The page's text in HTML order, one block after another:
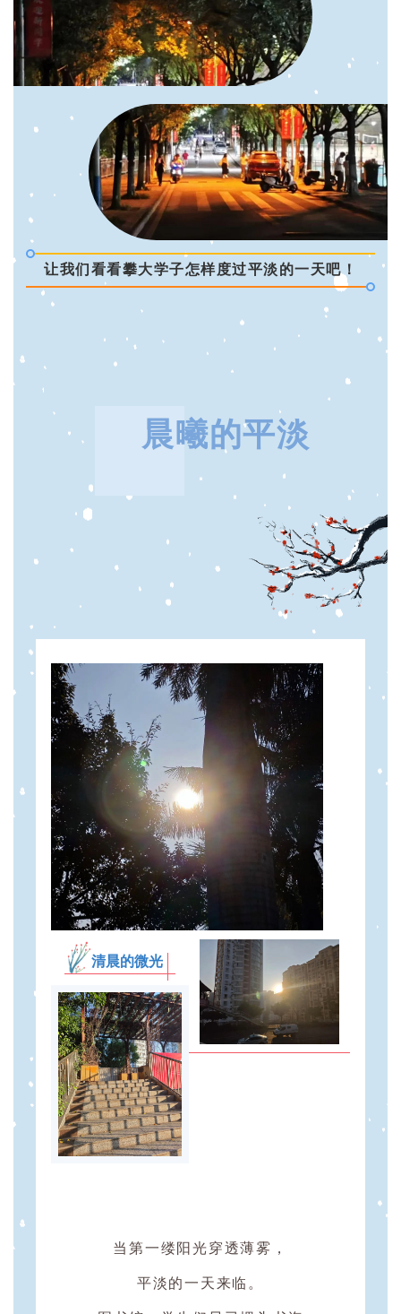
让我们看看攀大学子怎样度过平淡的一天吧！
晨曦的平淡
清晨的微光
当第一缕阳光穿透薄雾，
平淡的一天来临。